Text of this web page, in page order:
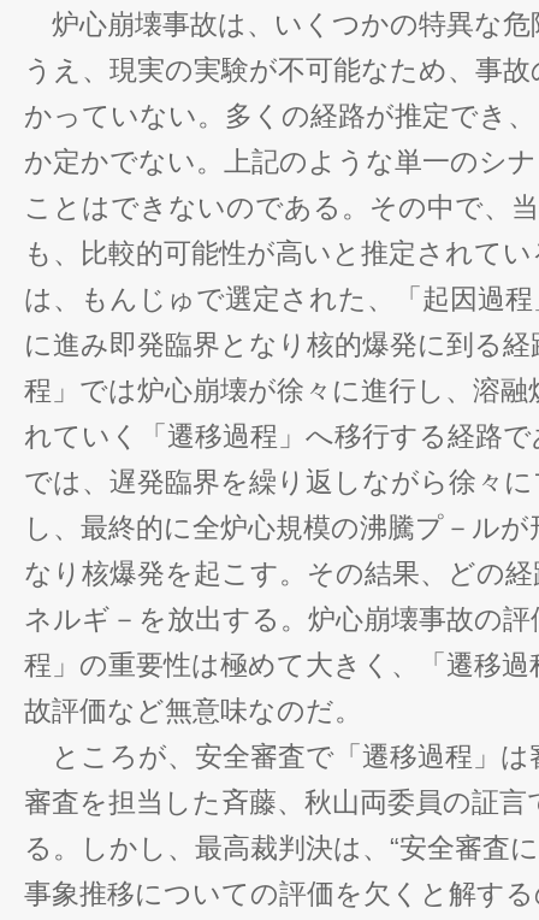
炉心崩壊事故は、いくつかの特異な危
うえ、現実の実験が不可能なため、事
かっていない。多くの経路が推定でき
か定かでない。上記のような単一のシ
ことはできないのである。その中で、
も、比較的可能性が高いと推定されて
は、もんじゅで選定された、「起因過
に進み即発臨界となり核的爆発に到る
程」では炉心崩壊が徐々に進行し、溶
れていく「遷移過程」へ移行する経路
では、遅発臨界を繰り返しながら徐々
し、最終的に全炉心規模の沸騰プ－ル
なり核爆発を起こす。その結果、どの
ネルギ－を放出する。炉心崩壊事故の
程」の重要性は極めて大きく、「遷移
故評価など無意味なのだ。
ところが、安全審査で「遷移過程」は
審査を担当した斉藤、秋山両委員の証
る。しかし、最高裁判決は、“安全審査
事象推移についての評価を欠くと解す